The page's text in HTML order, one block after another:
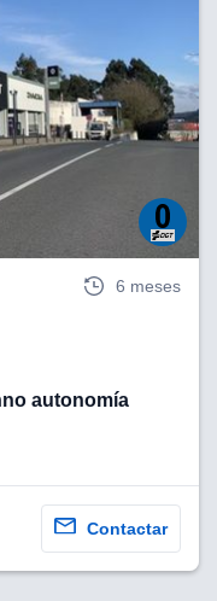
6 meses
autonomía
Contactar